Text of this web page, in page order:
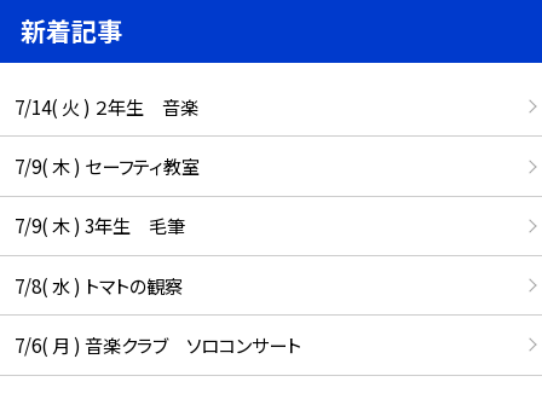
新着記事
7/14( 火 ) ２年生 音楽
7/9( 木 ) セーフティ教室
7/9( 木 ) 3年生 毛筆
7/8( 水 ) トマトの観察
7/6( 月 ) 音楽クラブ ソロコンサート